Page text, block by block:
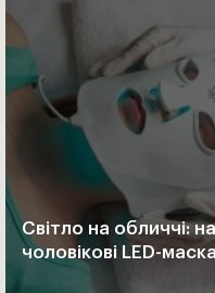
Світло на обличчі:
чоловікові LED-маска